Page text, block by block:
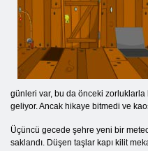
günleri var, bu da önceki zorluklarla
geliyor. Ancak hikaye bitmedi ve
Üçüncü gecede şehre yeni bir
saklandı. Düşen taşlar kapı kilit